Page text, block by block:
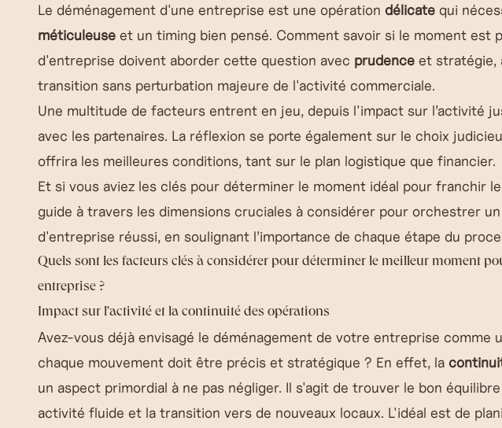
Le déménagement d'une entreprise est une opération délicate qui
méticuleuse et un timing bien pensé. Comment savoir si le moment est
d'entreprise doivent aborder cette question avec prudence et stratégie,
transition sans perturbation majeure de l'activité commerciale.
Une multitude de facteurs entrent en jeu, depuis l'impact sur l’activité
avec les partenaires. La réflexion se porte également sur le choix
offrira les meilleures conditions, tant sur le plan logistique que financier.
Et si vous aviez les clés pour déterminer le moment idéal pour franchir
guide à travers les dimensions cruciales à considérer pour orchestrer
d'entreprise réussi, en soulignant l’importance de chaque étape du
Quels sont les facteurs clés à considérer pour déterminer le meilleur moment
entreprise ?
Impact sur l'activité et la continuité des opérations
Avez-vous déjà envisagé le déménagement de votre entreprise comme
chaque mouvement doit être précis et stratégique ? En effet, la
un aspect primordial à ne pas négliger. Il s'agit de trouver le bon
activité fluide et la transition vers de nouveaux locaux. L'idéal est de